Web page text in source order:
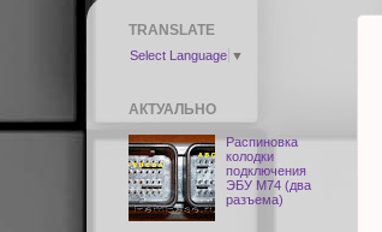
TRANSLATE
Select Language ▼
АКТУАЛЬНО
Распиновка
колодки
подключения
ЭБУ M74 (два
разъема)